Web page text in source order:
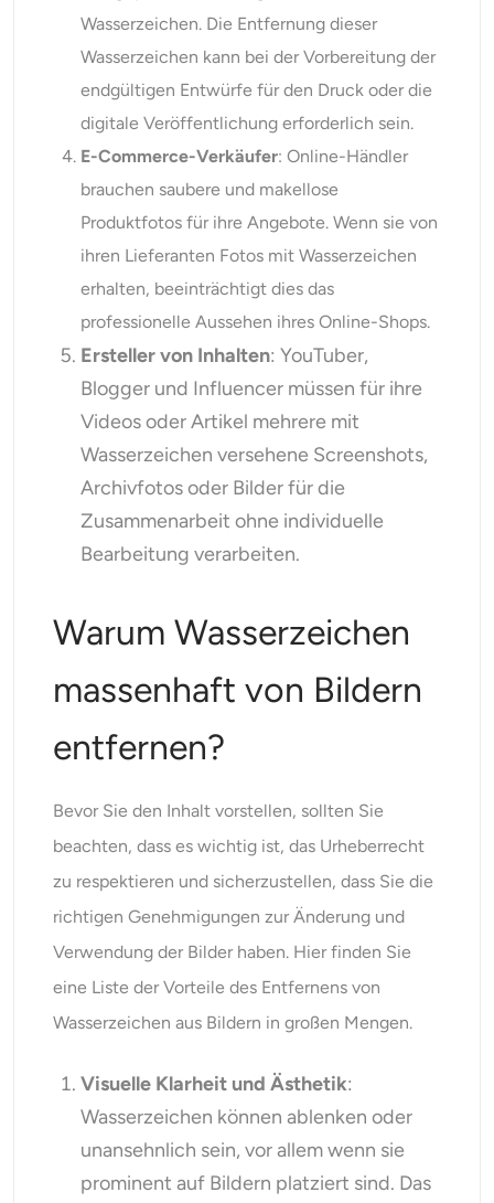
Wasserzeichen. Die Entfernung dieser
Wasserzeichen kann bei der Vorbereitung der
endgültigen Entwürfe für den Druck oder die
digitale Veröffentlichung erforderlich sein.
E-Commerce-Verkäufer: Online-Händler
brauchen saubere und makellose
Produktfotos für ihre Angebote. Wenn sie von
ihren Lieferanten Fotos mit Wasserzeichen
erhalten, beeinträchtigt dies das
professionelle Aussehen ihres Online-Shops.
Ersteller von Inhalten: YouTuber,
Blogger und Influencer müssen für ihre
Videos oder Artikel mehrere mit
Wasserzeichen versehene Screenshots,
Archivfotos oder Bilder für die
Zusammenarbeit ohne individuelle
Bearbeitung verarbeiten.
Warum Wasserzeichen
massenhaft von Bildern
entfernen?
Bevor Sie den Inhalt vorstellen, sollten Sie
beachten, dass es wichtig ist, das Urheberrecht
zu respektieren und sicherzustellen, dass Sie die
richtigen Genehmigungen zur Änderung und
Verwendung der Bilder haben. Hier finden Sie
eine Liste der Vorteile des Entfernens von
Wasserzeichen aus Bildern in großen Mengen.
Visuelle Klarheit und Ästhetik:
Wasserzeichen können ablenken oder
unansehnlich sein, vor allem wenn sie
prominent auf Bildern platziert sind. Das